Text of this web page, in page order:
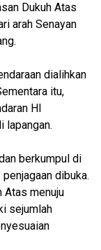
Dukuh Atas
arah Senayan
dialihkan
itu,
HI
lapangan.
berkumpul di
dibuka.
Atas menuju
sejumlah